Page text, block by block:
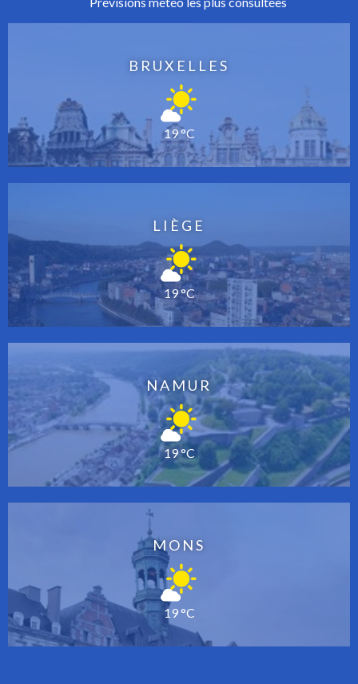
BRUXELLES
19 °C
LIÈGE
19 °C
NAMUR
19 °C
MONS
19 °C